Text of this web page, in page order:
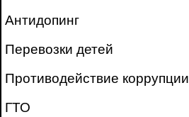
Антидопинг
Перевозки детей
Противодействие коррупции
ГТО